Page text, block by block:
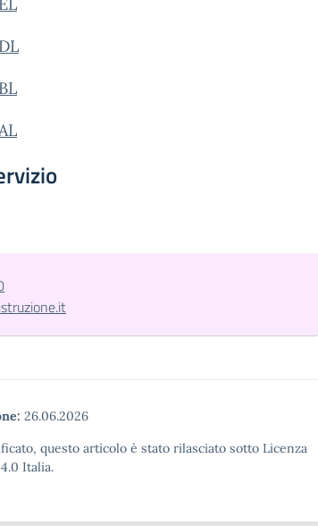
26.06.2026
questo articolo è stato rilasciato sotto Licenza
Italia.